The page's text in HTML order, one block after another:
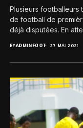
Plusieurs footballeurs
de football de
déjà disputées. En
BYADMINFOOT 27 MAI 2021